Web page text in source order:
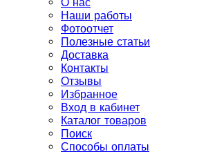
Наши работы
Фотоотчет
Полезные статьи
Доставка
Контакты
Отзывы
Избранное
Вход в кабинет
Каталог товаров
Поиск
Способы оплаты